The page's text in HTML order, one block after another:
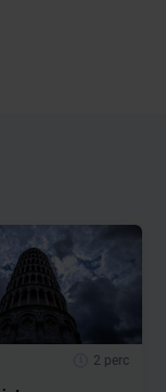
2 perc